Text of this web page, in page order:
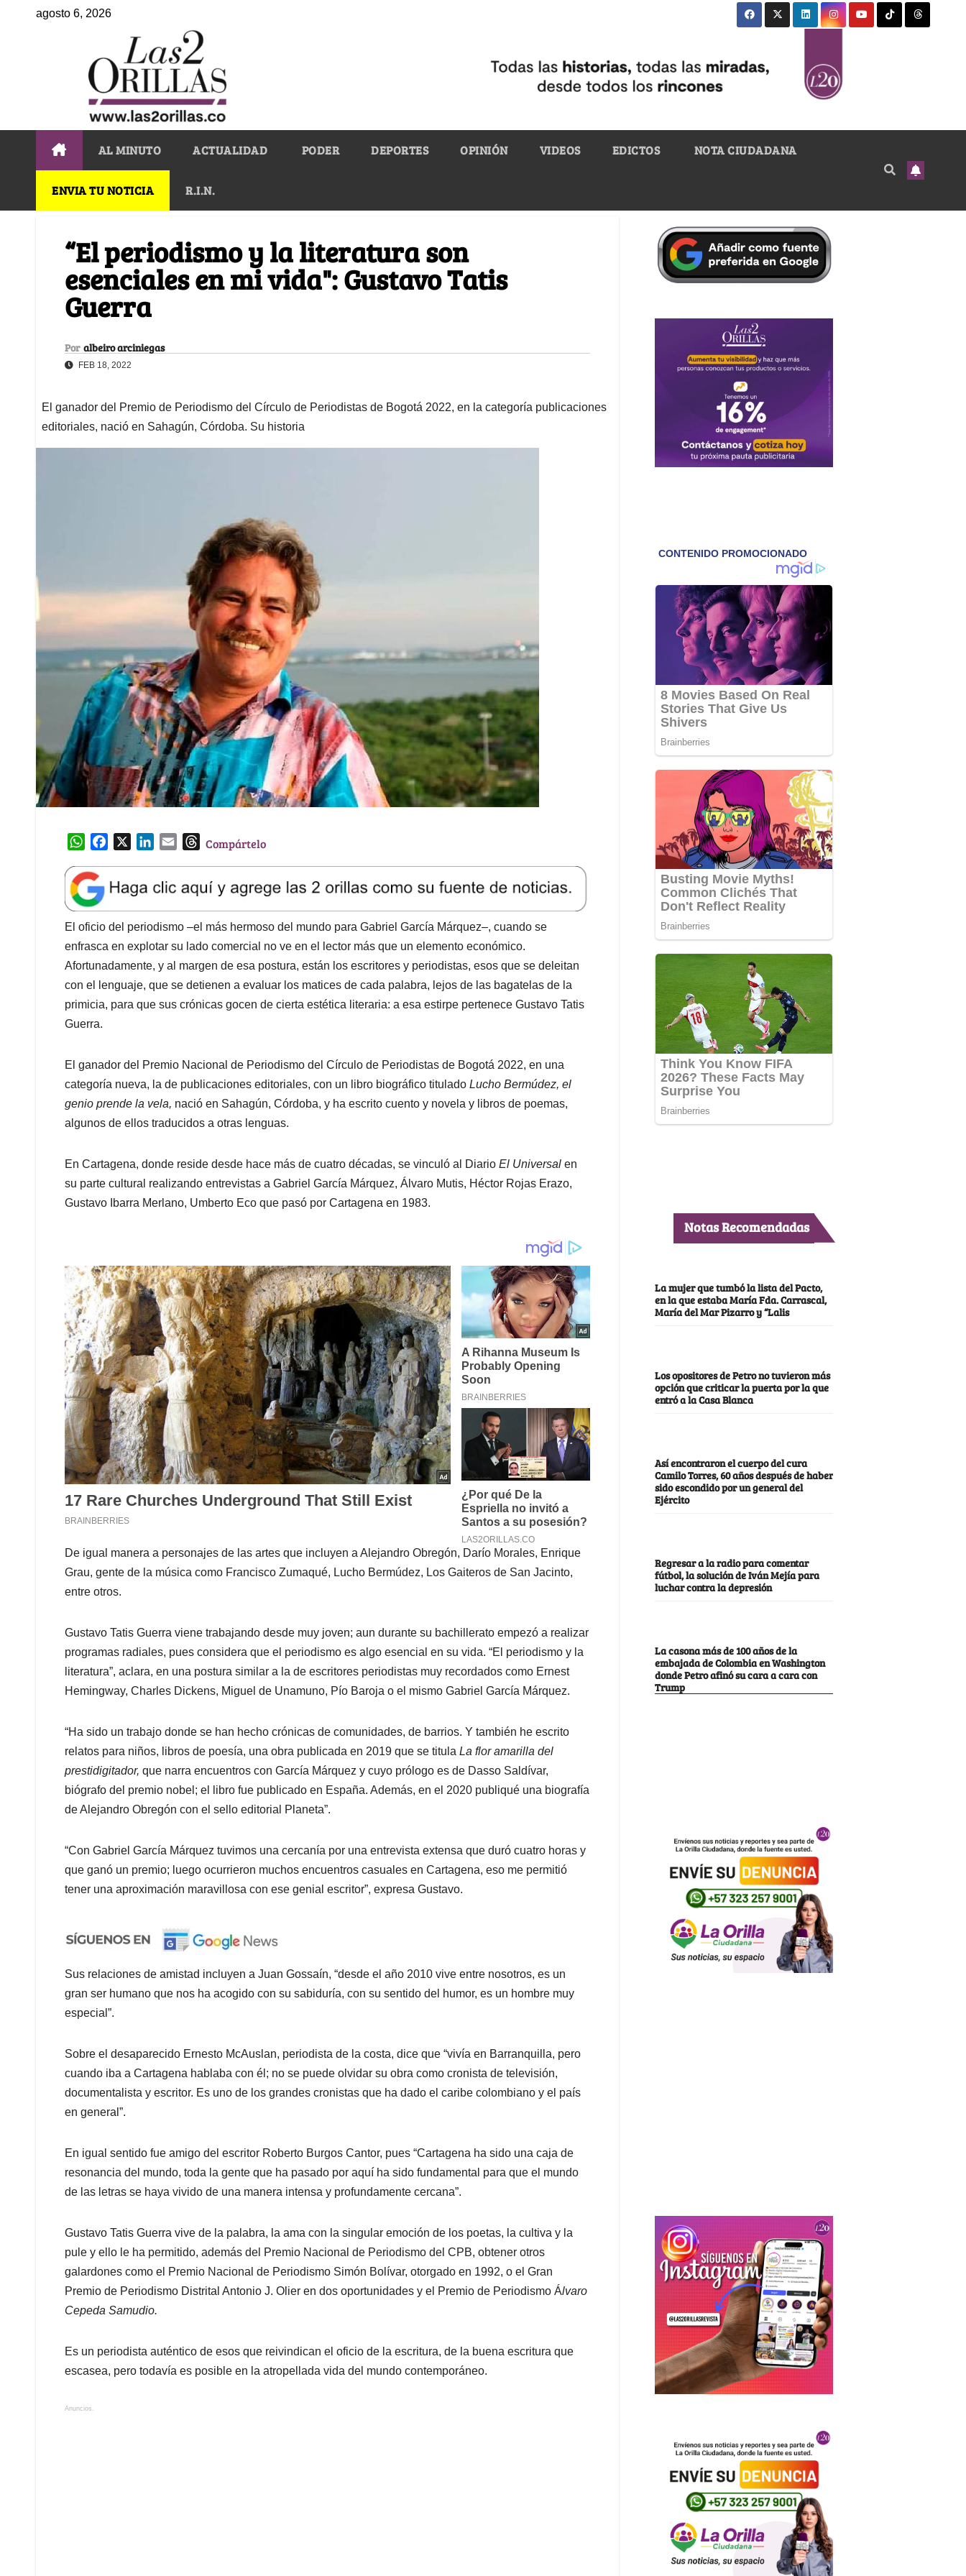
agosto 6, 2026
AL MINUTO ACTUALIDAD PODER DEPORTES OPINIÓN VIDEOS EDICTOS NOTA CIUDADANA
ENVIA TU NOTICIA R.I.N.
“El periodismo y la literatura son
esenciales en mi vida": Gustavo Tatis
Guerra
Por albeiro arciniegas
FEB 18, 2022
El ganador del Premio de Periodismo del Círculo de Periodistas de Bogotá 2022, en la categoría publicaciones
editoriales, nació en Sahagún, Córdoba. Su historia
W
a
t
s
A
p
p
e
b
o
o
k
k
e
d
I
n
l
T
e
a
d
s
Compártelo
El oficio del periodismo –el más hermoso del mundo para Gabriel García Márquez–, cuando se
enfrasca en explotar su lado comercial no ve en el lector más que un elemento económico.
Afortunadamente, y al margen de esa postura, están los escritores y periodistas, esos que se deleitan
con el lenguaje, que se detienen a evaluar los matices de cada palabra, lejos de las bagatelas de la
primicia, para que sus crónicas gocen de cierta estética literaria: a esa estirpe pertenece Gustavo Tatis
Guerra.
El ganador del Premio Nacional de Periodismo del Círculo de Periodistas de Bogotá 2022, en una
categoría nueva, la de publicaciones editoriales, con un libro biográfico titulado Lucho Bermúdez, el
genio prende la vela, nació en Sahagún, Córdoba, y ha escrito cuento y novela y libros de poemas,
algunos de ellos traducidos a otras lenguas.
En Cartagena, donde reside desde hace más de cuatro décadas, se vinculó al Diario El Universal en
su parte cultural realizando entrevistas a Gabriel García Márquez, Álvaro Mutis, Héctor Rojas Erazo,
Gustavo Ibarra Merlano, Umberto Eco que pasó por Cartagena en 1983.
De igual manera a personajes de las artes que incluyen a Alejandro Obregón, Darío Morales, Enrique
Grau, gente de la música como Francisco Zumaqué, Lucho Bermúdez, Los Gaiteros de San Jacinto,
entre otros.
Gustavo Tatis Guerra viene trabajando desde muy joven; aun durante su bachillerato empezó a realizar
programas radiales, pues considera que el periodismo es algo esencial en su vida. “El periodismo y la
literatura”, aclara, en una postura similar a la de escritores periodistas muy recordados como Ernest
Hemingway, Charles Dickens, Miguel de Unamuno, Pío Baroja o el mismo Gabriel García Márquez.
“Ha sido un trabajo donde se han hecho crónicas de comunidades, de barrios. Y también he escrito
relatos para niños, libros de poesía, una obra publicada en 2019 que se titula La flor amarilla del
prestidigitador, que narra encuentros con García Márquez y cuyo prólogo es de Dasso Saldívar,
biógrafo del premio nobel; el libro fue publicado en España. Además, en el 2020 publiqué una biografía
de Alejandro Obregón con el sello editorial Planeta”.
“Con Gabriel García Márquez tuvimos una cercanía por una entrevista extensa que duró cuatro horas y
que ganó un premio; luego ocurrieron muchos encuentros casuales en Cartagena, eso me permitió
tener una aproximación maravillosa con ese genial escritor”, expresa Gustavo.
Sus relaciones de amistad incluyen a Juan Gossaín, “desde el año 2010 vive entre nosotros, es un
gran ser humano que nos ha acogido con su sabiduría, con su sentido del humor, es un hombre muy
especial”.
Sobre el desaparecido Ernesto McAuslan, periodista de la costa, dice que “vivía en Barranquilla, pero
cuando iba a Cartagena hablaba con él; no se puede olvidar su obra como cronista de televisión,
documentalista y escritor. Es uno de los grandes cronistas que ha dado el caribe colombiano y el país
en general”.
En igual sentido fue amigo del escritor Roberto Burgos Cantor, pues “Cartagena ha sido una caja de
resonancia del mundo, toda la gente que ha pasado por aquí ha sido fundamental para que el mundo
de las letras se haya vivido de una manera intensa y profundamente cercana”.
Gustavo Tatis Guerra vive de la palabra, la ama con la singular emoción de los poetas, la cultiva y la
pule y ello le ha permitido, además del Premio Nacional de Periodismo del CPB, obtener otros
galardones como el Premio Nacional de Periodismo Simón Bolívar, otorgado en 1992, o el Gran
Premio de Periodismo Distrital Antonio J. Olier en dos oportunidades y el Premio de Periodismo Álvaro
Cepeda Samudio.
Es un periodista auténtico de esos que reivindican el oficio de la escritura, de la buena escritura que
escasea, pero todavía es posible en la atropellada vida del mundo contemporáneo.
Anuncios.
Notas Recomendadas
La mujer que tumbó la lista del Pacto,
en la que estaba María Fda. Carrascal,
María del Mar Pizarro y “Lalis
Los opositores de Petro no tuvieron más
opción que criticar la puerta por la que
entró a la Casa Blanca
Así encontraron el cuerpo del cura
Camilo Torres, 60 años después de haber
sido escondido por un general del
Ejército
Regresar a la radio para comentar
fútbol, la solución de Iván Mejía para
luchar contra la depresión
La casona más de 100 años de la
embajada de Colombia en Washington
donde Petro afinó su cara a cara con
Trump